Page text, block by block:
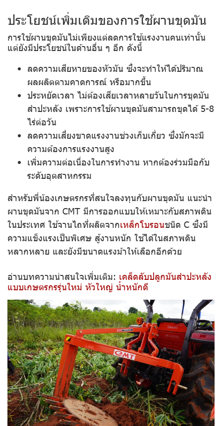
ประโยชน์เพิ่มเติมของการใช้ผานขุดมัน
การใช้ผานขุดมันไม่เพียงแต่ลดการใช้แรงงานคนเท่านั้น
แต่ยังมีประโยชน์ในด้านอื่น ๆ อีก ดังนี้
ลดความเสียหายของหัวมัน ซึ่งจะทำให้ได้ปริมาณ
ผลผลิตตามคาดการณ์ หรือมากขึ้น
ประหยัดเวลา ไม่ต้องเสียเวลาหลายวันในการขุดมัน
สำปะหลัง เพราะการใช้ผานขุดมันสามารถขุดได้ 5-8
ไร่ต่อวัน
ลดความเสี่ยงขาดแรงงานช่วงเก็บเกี่ยว ซึ่งมักจะมี
ความต้องการแรงงานสูง
เพิ่มความต่อเนื่องในการทำงาน หากต้องร่วมมือกับ
ระดับอุตสาหกรรม
สำหรับพี่น้องเกษตรกรที่สนใจลงทุนกับผานขุดมัน แนะนำ
ผานขุดมันจาก CMT มีการออกแบบให้เหมาะกับสภาพดิน
ในประเทศ ใช้จานไถที่ผลิตจากเหล็กโบรอนชนิด C ซึ่งมี
ความแข็งแรงเป็นพิเศษ สู้งานหนัก ใช้ได้ในสภาพดิน
หลากหลาย และยังมีขนาดแรงม้าให้เลือกอีกด้วย
อ่านบทความน่าสนใจเพิ่มเติม: เคล็ดลับปลูกมันสำปะหลัง
แบบเกษตรกรรุ่นใหม่ หัวใหญ่ น้ำหนักดี